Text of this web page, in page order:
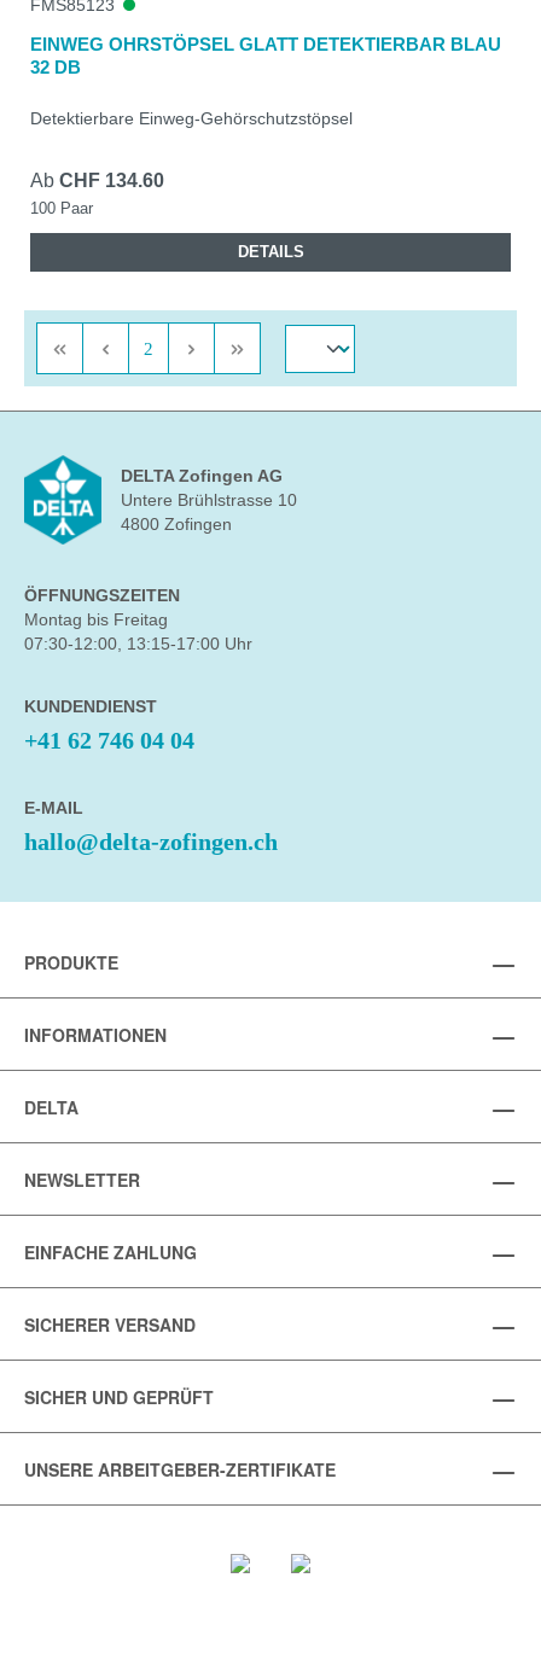
FMS85123
EINWEG OHRSTÖPSEL GLATT DETEKTIERBAR BLAU
32 DB
Detektierbare Einweg-Gehörschutzstöpsel
Ab CHF 134.60
100 Paar
DETAILS
Seite
2
DELTA Zofingen AG
Untere Brühlstrasse 10
4800 Zofingen
ÖFFNUNGSZEITEN
Montag bis Freitag
07:30-12:00, 13:15-17:00 Uhr
KUNDENDIENST
+41 62 746 04 04
E-MAIL
hallo@delta-zofingen.ch
PRODUKTE
INFORMATIONEN
DELTA
NEWSLETTER
EINFACHE ZAHLUNG
SICHERER VERSAND
SICHER UND GEPRÜFT
UNSERE ARBEITGEBER-ZERTIFIKATE